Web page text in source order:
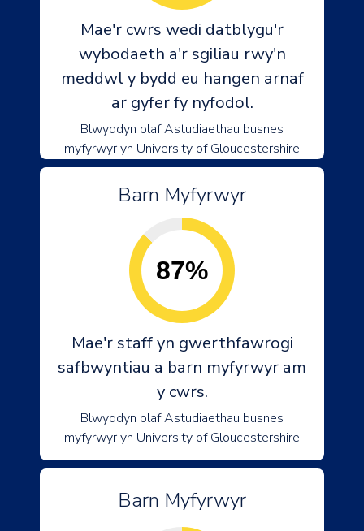
Mae'r cwrs wedi datblygu'r
wybodaeth a'r sgiliau rwy'n
meddwl y bydd eu hangen arnaf
ar gyfer fy nyfodol.
Blwyddyn olaf Astudiaethau busnes
myfyrwyr yn University of Gloucestershire
Barn Myfyrwyr
87%
Mae'r staff yn gwerthfawrogi
safbwyntiau a barn myfyrwyr am
y cwrs.
Blwyddyn olaf Astudiaethau busnes
myfyrwyr yn University of Gloucestershire
Barn Myfyrwyr